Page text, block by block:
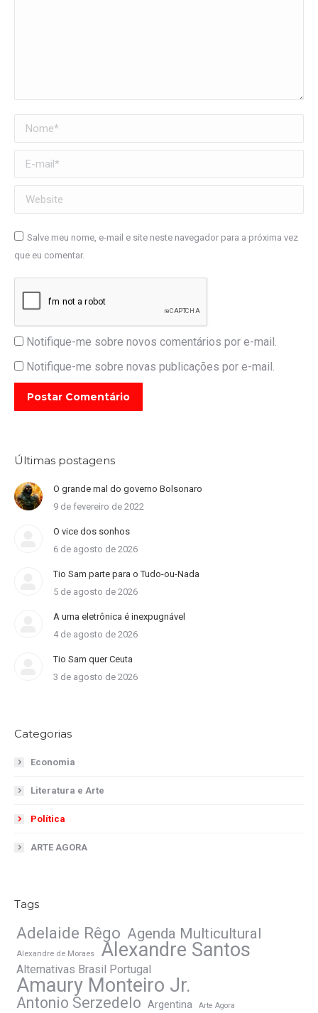
Nome *
E-mail *
Website
Salve meu nome, e-mail e site neste navegador para a próxima vez
que eu comentar.
Notifique-me sobre novos comentários por e-mail.
Notifique-me sobre novas publicações por e-mail.
Postar Comentário
Últimas postagens
O grande mal do governo Bolsonaro
9 de fevereiro de 2022
O vice dos sonhos
6 de agosto de 2026
Tio Sam parte para o Tudo-ou-Nada
5 de agosto de 2026
A urna eletrônica é inexpugnável
4 de agosto de 2026
Tio Sam quer Ceuta
3 de agosto de 2026
Categorias
Economia
Literatura e Arte
Política
ARTE AGORA
Tags
Adelaide Rêgo Agenda Multicultural
Alexandre de Moraes Alexandre Santos
Alternativas Brasil Portugal
Amaury Monteiro Jr.
Antonio Serzedelo Argentina Arte Agora